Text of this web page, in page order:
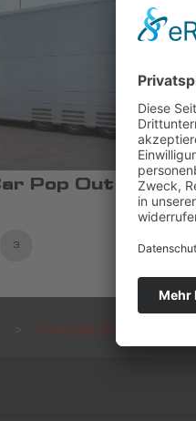
Pop Out #1677
3
Portfolio Entry